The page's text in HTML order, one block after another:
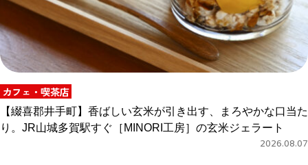
カフェ・喫茶店
【綴喜郡井手町】香ばしい玄米が引き出す、まろやかな口当た
り。JR山城多賀駅すぐ［MINORI工房］の玄米ジェラート
2026.08.07